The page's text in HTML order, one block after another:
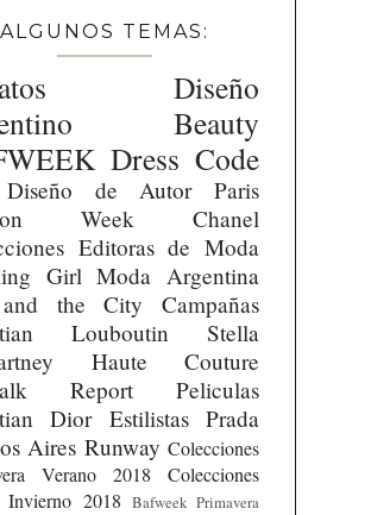
ALGUNOS TEMAS:
Diseño
Beauty
Dress Code
Diseño de Autor
Paris
Week
Chanel
Editoras de Moda
Girl Moda Argentina
the City
Campañas
Louboutin
Stella
Haute Couture
Report
Peliculas
Dior Estilistas Prada
Aires Runway Colecciones
Verano 2018
Colecciones
Invierno 2018 Bafweek Primavera